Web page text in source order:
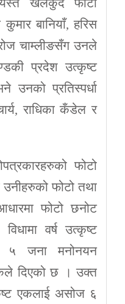
यस्तै खेलकुद फोटो
कुमार बानियाँ, हरिस
चाम्लीङसँग उनले
प्रदेश उत्कृष्ट
उनको प्रतिस्पर्धा
राधिका कँडेल र
फोटो
फोटो तथा
फोटो छनोट
वर्ष उत्कृष्ट
५ जना मनोनयन
दिएको छ । उक्त
एकलाई असोज ६